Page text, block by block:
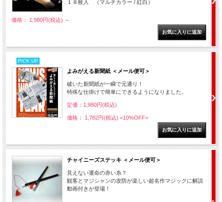
１８枚入 （マルチカラー / 紅白）
価格： 1,980円(税込) ～
PICK UP
よみがえる新聞紙 ＜メール便可＞
破いた新聞紙が一瞬で元通り！
特殊な仕掛けで簡単にできるようになりました。
定価：1,980円(税込)
価格： 1,782円(税込) <10%OFF>
チャイニーズステッキ ＜メール便可＞
見えない運命の赤い糸？
観客とマジシャンの攻防が楽しい超名作マジックに解説
動画付きが登場！